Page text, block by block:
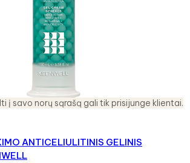
į savo norų sąrašą gali tik prisijunge klientai.
ANTICELIULITINIS GELINIS